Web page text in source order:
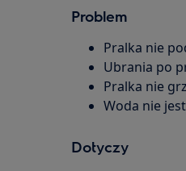
Problem
Pralka nie
Ubrania po
Pralka nie
Woda nie
Dotyczy